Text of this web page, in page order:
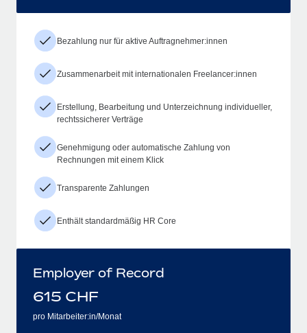
Bezahlung nur für aktive Auftragnehmer:innen
Zusammenarbeit mit internationalen Freelancer:innen
Erstellung, Bearbeitung und Unterzeichnung individueller,
rechtssicherer Verträge
Genehmigung oder automatische Zahlung von
Rechnungen mit einem Klick
Transparente Zahlungen
Enthält standardmäßig HR Core
Employer of Record
615 CHF
pro Mitarbeiter:in/Monat